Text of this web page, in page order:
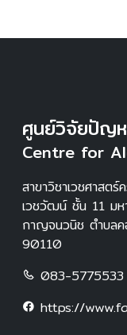
ศูนย์วิจัยปัญ
Centre for
สาขาวิชาเวชศาสต
เวชวัฒน์ ชั้น 11 มห
กาญจนวนิช ตำบล
90110
083-5775533
https://